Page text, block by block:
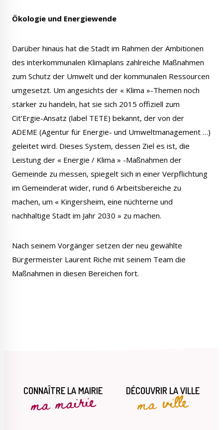
Ökologie und Energiewende
Darüber hinaus hat die Stadt im Rahmen der Ambitionen
des interkommunalen Klimaplans zahlreiche Maßnahmen
zum Schutz der Umwelt und der kommunalen Ressourcen
umgesetzt. Um angesichts der « Klima »-Themen noch
stärker zu handeln, hat sie sich 2015 offiziell zum
Cit’Ergie-Ansatz (label TETE) bekannt, der von der
ADEME (Agentur für Energie- und Umweltmanagement …)
geleitet wird. Dieses System, dessen Ziel es ist, die
Leistung der « Energie / Klima » -Maßnahmen der
Gemeinde zu messen, spiegelt sich in einer Verpflichtung
im Gemeinderat wider, rund 6 Arbeitsbereiche zu
machen, um « Kingersheim, eine nüchterne und
nachhaltige Stadt im Jahr 2030 » zu machen.
Nach seinem Vorgänger setzen der neu gewählte
Bürgermeister Laurent Riche mit seinem Team die
Maßnahmen in diesen Bereichen fort.
CONNAÎTRE LA MAIRIE
ma mairie DÉCOUVRIR LA VILLE
ma ville